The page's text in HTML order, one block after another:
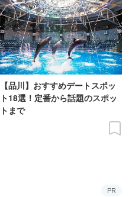
【品川】おすすめデートスポッ
ト18選！定番から話題のスポッ
トまで
PR